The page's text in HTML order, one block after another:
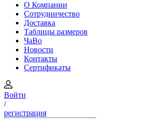
О Компании
Сотрудничество
Доставка
Таблицы размеров
ЧаВо
Новости
Контакты
Сертификаты
Войти
/
регистрация